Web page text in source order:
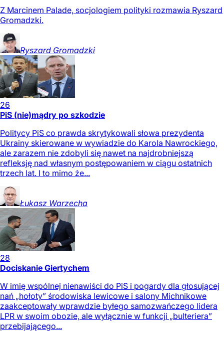
Z Marcinem Palade, socjologiem polityki rozmawia Ryszard
Gromadzki.
Ryszard Gromadzki
26
PiS (nie)mądry po szkodzie
Politycy PiS co prawda skrytykowali słowa prezydenta
Ukrainy skierowane w wywiadzie do Karola Nawrockiego,
ale zarazem nie zdobyli się nawet na najdrobniejszą
refleksję nad własnym postępowaniem w ciągu ostatnich
trzech lat. I to mimo że...
Łukasz Warzecha
28
Dociskanie Giertychem
W imię wspólnej nienawiści do PiS i pogardy dla głosującej
nań „hołoty” środowiska lewicowe i salony Michnikowe
zaakceptowały wprawdzie byłego samozwańczego lidera
LPR w swoim obozie, ale wyłącznie w funkcji „bulteriera”
przebijającego...